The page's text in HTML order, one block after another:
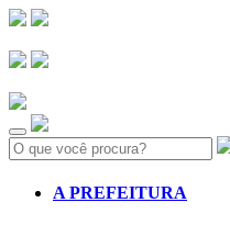
Search:
A PREFEITURA